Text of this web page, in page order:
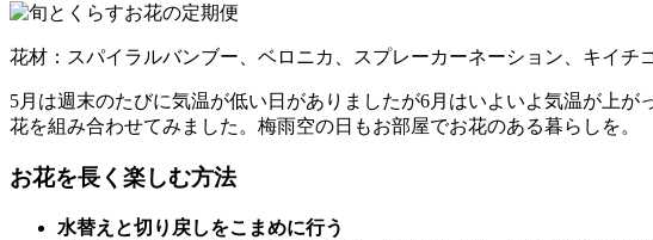
花材：スパイラルバンブー、ベロニカ、スプレーカーネーション、キイチ
5月は週末のたびに気温が低い日がありましたが6月はいよいよ気温が上
花を組み合わせてみました。梅雨空の日もお部屋でお花のある暮らしを。
お花を長く楽しむ方法
水替えと切り戻しをこまめに行う